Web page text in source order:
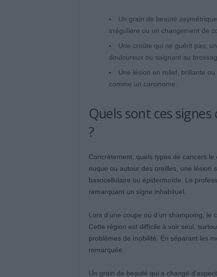
Un grain de beauté
irrégulière ou un changement de
Une croûte qui ne guérit pas,
douloureux ou saignant au
Une lésion en relief, brillante
comme un carcinome.
Quels sont ces
?
Concrètement, quels types de cancers
nuque ou autour des oreilles, une lésion
basocellulaire ou épidermoïde. Le
remarquant un signe inhabituel.
Lors d’une coupe ou d’un shampoing,
Cette région est difficile à voir seul,
problèmes de mobilité. En séparant les
remarquée.
Un grain de beauté qui a changé